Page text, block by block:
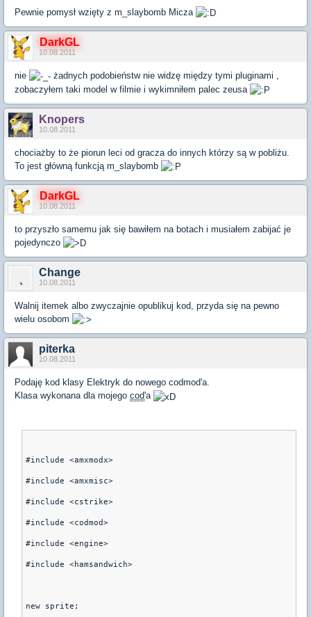
Pewnie pomysł wzięty z m_slaybomb Micza
DarkGL
10.08.2011
nie
żadnych podobieństw nie widzę między tymi pluginami ,
zobaczyłem taki model w filmie i wykimniłem palec zeusa
Knopers
10.08.2011
chociażby to że piorun leci od gracza do innych którzy są w pobliżu.
To jest główną funkcją m_slaybomb
DarkGL
10.08.2011
to przyszło samemu jak się bawiłem na botach i musiałem zabijać je
pojedynczo
Change
10.08.2011
Walnij itemek albo zwyczajnie opublikuj kod, przyda się na pewno
wielu osobom
piterka
10.08.2011
Podaję kod klasy Elektryk do nowego codmod'a.
Klasa wykonana dla mojego cod'a
#include <amxmodx>
#include <amxmisc>
#include <cstrike>
#include <codmod>
#include <engine>
#include <hamsandwich>
new sprite;